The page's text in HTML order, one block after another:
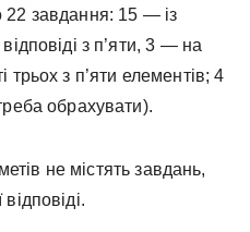
завдання: 15 — із
з п’яти, 3 — на
трьох з п’яти елементів; 4
обрахувати).
не містять завдань,